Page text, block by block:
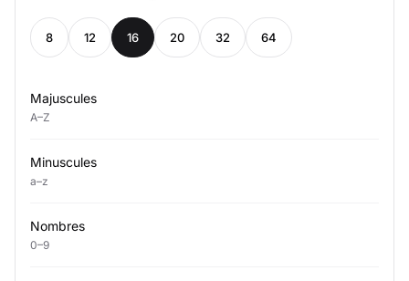
8 12 16 20 32 64
Majuscules
A–Z
Minuscules
a–z
Nombres
0–9